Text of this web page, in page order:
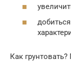
Как